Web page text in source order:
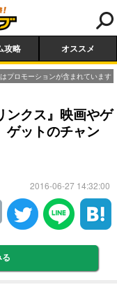
攻略 オススメ
プロモーションが含まれています
ンクス』映画やゲ
ゲットのチャン
2016-06-27 14:32:00